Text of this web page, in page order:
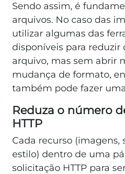
Sendo assim, é
arquivos. No caso das
utilizar algumas das
disponíveis para reduzir
arquivo, mas sem abrir
mudança de formato,
também pode fazer
Reduza o número
HTTP
Cada recurso (imagens,
estilo) dentro de uma
solicitação HTTP para